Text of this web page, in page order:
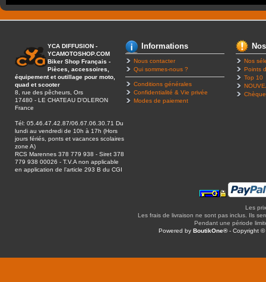
YCA DIFFUSION -
YCAMOTOSHOP.COM
Biker Shop Français -
Pièces, accessoires,
équipement et outillage pour moto,
quad et scooter
8, rue des pêcheurs, Ors
17480 - LE CHATEAU D’OLERON
France
Tél: 05.46.47.42.87/06.67.06.30.71 Du
lundi au vendredi de 10h à 17h (Hors
jours fériés, ponts et vacances scolaires
zone A)
RCS Marennes 378 779 938 - Siret 378
779 938 00026 - T.V.A non applicable
en application de l’article 293 B du CGI
Informations
Nous contacter
Qui sommes-nous ?
Conditions générales
Confidentialité & Vie privée
Modes de paiement
Nos
Points
Top 10
Les
Les frais de livraison ne sont pas inclus. Ils
Pendant une période
Powered byBoutikOne®- Copyright ©